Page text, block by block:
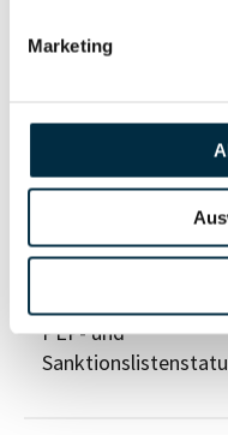
Marketing
Risikoinformationen
PEP- und